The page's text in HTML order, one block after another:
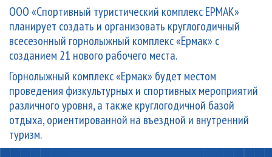
ООО «Спортивный туристический комплекс ЕРМАК»
планирует создать и организовать круглогодичный
всесезонный горнолыжный комплекс «Ермак» с
созданием 21 нового рабочего места.
Горнолыжный комплекс «Ермак» будет местом
проведения физкультурных и спортивных мероприятий
различного уровня, а также круглогодичной базой
отдыха, ориентированной на въездной и внутренний
туризм.